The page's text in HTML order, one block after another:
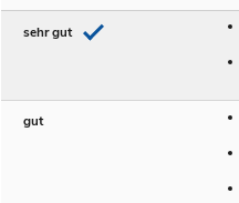
sehr gut
gut